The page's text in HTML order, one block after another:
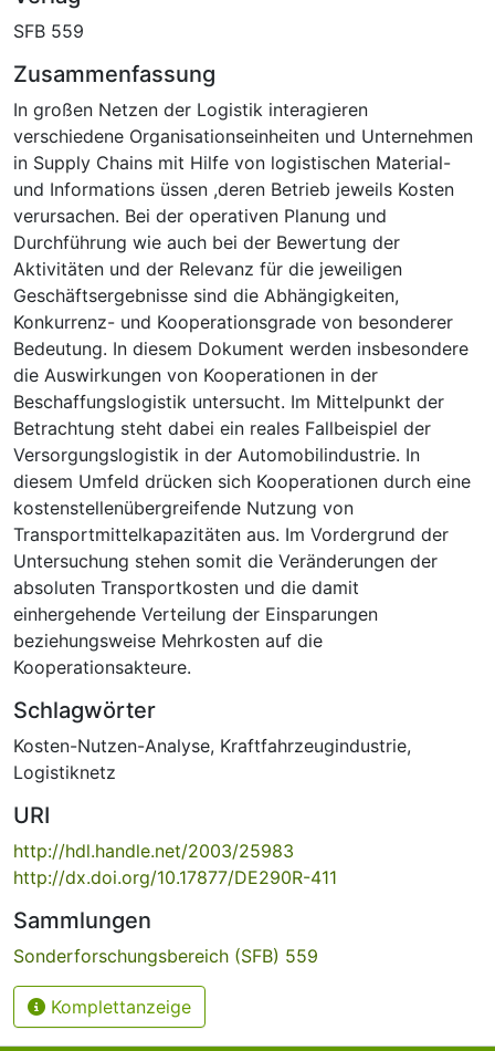
SFB 559
Zusammenfassung
In großen Netzen der Logistik interagieren
verschiedene Organisationseinheiten und Unternehmen
in Supply Chains mit Hilfe von logistischen Material-
und Informations üssen ,deren Betrieb jeweils Kosten
verursachen. Bei der operativen Planung und
Durchführung wie auch bei der Bewertung der
Aktivitäten und der Relevanz für die jeweiligen
Geschäftsergebnisse sind die Abhängigkeiten,
Konkurrenz- und Kooperationsgrade von besonderer
Bedeutung. In diesem Dokument werden insbesondere
die Auswirkungen von Kooperationen in der
Beschaffungslogistik untersucht. Im Mittelpunkt der
Betrachtung steht dabei ein reales Fallbeispiel der
Versorgungslogistik in der Automobilindustrie. In
diesem Umfeld drücken sich Kooperationen durch eine
kostenstellenübergreifende Nutzung von
Transportmittelkapazitäten aus. Im Vordergrund der
Untersuchung stehen somit die Veränderungen der
absoluten Transportkosten und die damit
einhergehende Verteilung der Einsparungen
beziehungsweise Mehrkosten auf die
Kooperationsakteure.
Schlagwörter
Kosten-Nutzen-Analyse, Kraftfahrzeugindustrie,
Logistiknetz
URI
http://hdl.handle.net/2003/25983
http://dx.doi.org/10.17877/DE290R-411
Sammlungen
Sonderforschungsbereich (SFB) 559
Komplettanzeige